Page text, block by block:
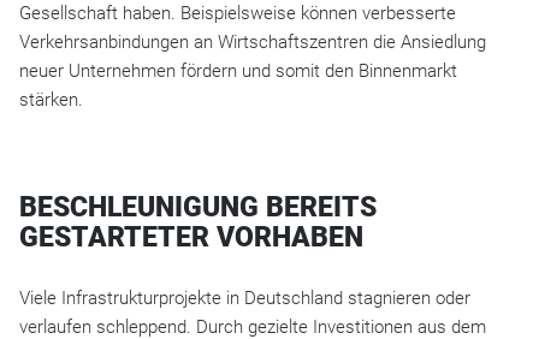
Gesellschaft haben. Beispielsweise können verbesserte
Verkehrsanbindungen an Wirtschaftszentren die Ansiedlung
neuer Unternehmen fördern und somit den Binnenmarkt
stärken.
BESCHLEUNIGUNG BEREITS
GESTARTETER VORHABEN
Viele Infrastrukturprojekte in Deutschland stagnieren oder
verlaufen schleppend. Durch gezielte Investitionen aus dem